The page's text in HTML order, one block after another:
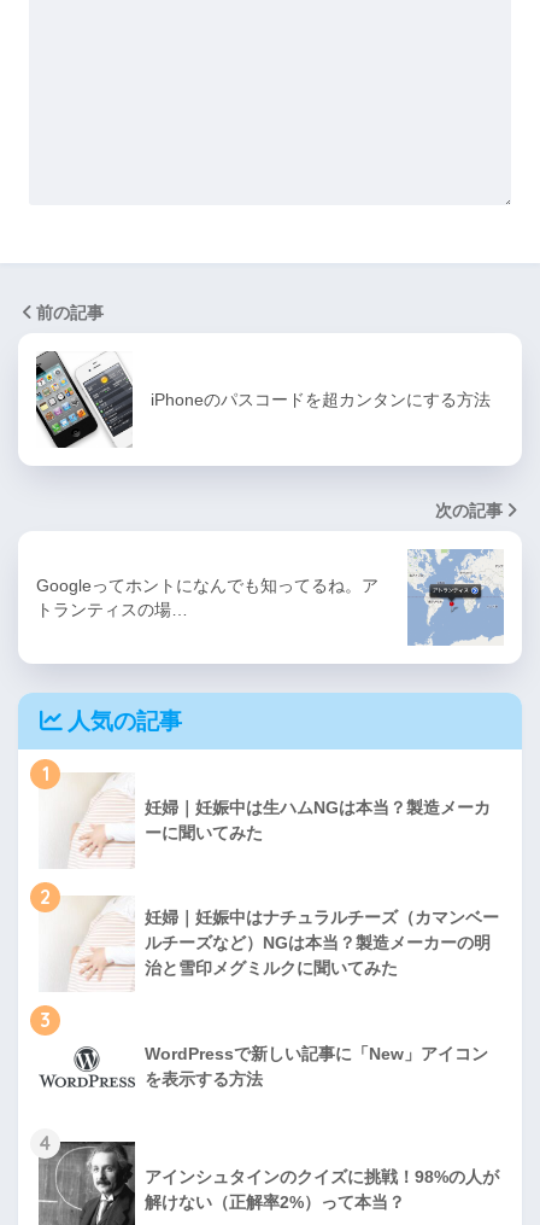
前の記事
iPhoneのパスコードを超カンタンにする方法
次の記事
Googleってホントになんでも知ってるね。ア
トランティスの場…
人気の記事
1
妊婦｜妊娠中は生ハムNGは本当？製造メーカ
ーに聞いてみた
2
妊婦｜妊娠中はナチュラルチーズ（カマンベー
ルチーズなど）NGは本当？製造メーカーの明
治と雪印メグミルクに聞いてみた
3
WordPressで新しい記事に「New」アイコン
を表示する方法
4
アインシュタインのクイズに挑戦！98%の人が
解けない（正解率2%）って本当？